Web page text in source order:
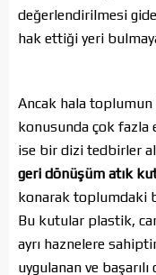
değerlendirilmesi
hak ettiği yeri
Ancak hala
konusunda çok fazla
ise bir dizi tedbirler
geri dönüşüm atık
konarak toplumdaki
Bu kutular plastik,
ayrı haznelere
uygulanan ve başarılı